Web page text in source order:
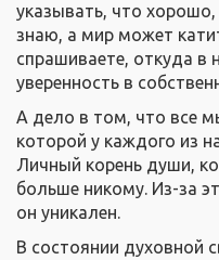
указывать, что
знаю, а мир может
спрашиваете, откуда в
уверенность в
А дело в том, что все
которой у каждого из
Личный корень души,
больше никому. Из-за
он уникален.
В состоянии духовной